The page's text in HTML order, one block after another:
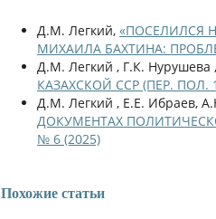
Д.М. Легкий, «ПОСЕЛИЛСЯ
МИХАИЛА БАХТИНА:
Д.М. Легкий , Г.К. Нурушева
КАЗАХСКОЙ ССР (ПЕР. ПОЛ.
Д.М. Легкий , Е.Е. Ибраев,
ДОКУМЕНТАХ
№ 6 (2025)
Похожие статьи